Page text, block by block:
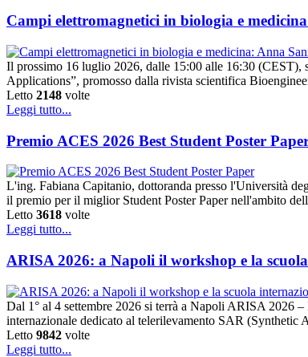
Campi elettromagnetici in biologia e
Il prossimo 16 luglio 2026, dalle 15:00 alle 16:30
Applications”, promosso dalla rivista scientifica
Letto 2148 volte
Leggi tutto...
Premio ACES 2026 Best Student Poster
L'ing. Fabiana Capitanio, dottoranda presso l'Università
il premio per il miglior Student Poster Paper nell'ambito
Letto 3618 volte
Leggi tutto...
ARISA 2026: a Napoli il workshop e la
Dal 1° al 4 settembre 2026 si terrà a Napoli ARISA 2026
internazionale dedicato al telerilevamento SAR (Synthetic
Letto 9842 volte
Leggi tutto...